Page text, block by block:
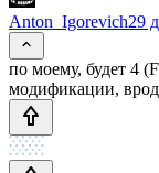
Anton_Igorevich29
по моему, будет 4
модификации,